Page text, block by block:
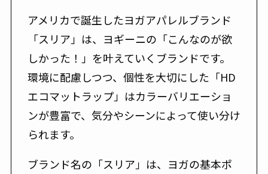
アメリカで誕生したヨガアパレルブランド
「スリア」は、ヨギーニの「こんなのが欲
しかった！」を叶えていくブランドです。
環境に配慮しつつ、個性を大切にした「HD
エコマットラップ」はカラーバリエーショ
ンが豊富で、気分やシーンによって使い分け
られます。
ブランド名の「スリア」は、ヨガの基本ポ